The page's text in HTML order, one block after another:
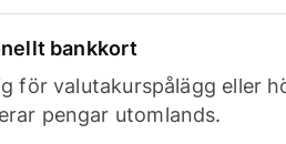
bankkort
för valutakurspålägg eller
pengar utomlands.